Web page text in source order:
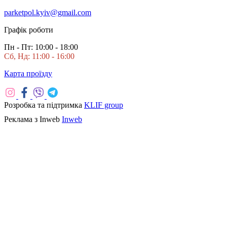
parketpol.kyiv@gmail.com
Графік роботи
Пн - Пт: 10:00 - 18:00
Сб, Нд: 11:00 - 16:00
Карта проїзду
Розробка та підтримка KLIF group
Реклама з Inweb Inweb